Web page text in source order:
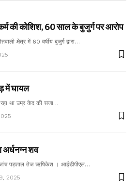
की कोशिश, 60 साल के बुजुर्ग पर आरोप
क्षेत्र में 60 वर्षीय बुजुर्ग द्वारा…
में घायल
रहा था उम्र कैद की सजा…
अर्धनग्न शव
जांच पड़ताल तेज ऋषिकेश । आईडीपीएल…
2025